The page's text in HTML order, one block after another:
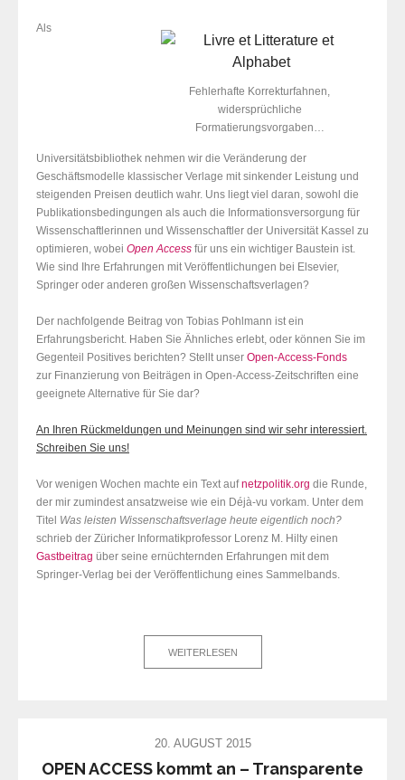
Fehlerhafte Korrekturfahnen,
widersprüchliche
Formatierungsvorgaben…
Als
Universitätsbibliothek nehmen wir die Veränderung der
Geschäftsmodelle klassischer Verlage mit sinkender Leistung und
steigenden Preisen deutlich wahr. Uns liegt viel daran, sowohl die
Publikationsbedingungen als auch die Informationsversorgung für
Wissenschaftlerinnen und Wissenschaftler der Universität Kassel zu
optimieren, wobei Open Access für uns ein wichtiger Baustein ist.
Wie sind Ihre Erfahrungen mit Veröffentlichungen bei Elsevier,
Springer oder anderen großen Wissenschaftsverlagen?
Der nachfolgende Beitrag von Tobias Pohlmann ist ein
Erfahrungsbericht. Haben Sie Ähnliches erlebt, oder können Sie im
Gegenteil Positives berichten? Stellt unser Open-Access-Fonds
zur Finanzierung von Beiträgen in Open-Access-Zeitschriften eine
geeignete Alternative für Sie dar?
An Ihren Rückmeldungen und Meinungen sind wir sehr interessiert.
Schreiben Sie uns!
Vor wenigen Wochen machte ein Text aufnetzpolitik.org die Runde,
der mir zumindest ansatzweise wie ein Déjà-vu vorkam. Unter dem
Titel Was leisten Wissenschaftsverlage heute eigentlich noch?
schrieb der Züricher Informatikprofessor Lorenz M. Hilty einen
Gastbeitrag über seine ernüchternden Erfahrungen mit dem
Springer-Verlag bei der Veröffentlichung eines Sammelbands.
WEITERLESEN
20. AUGUST 2015
OPEN ACCESS kommt an – Transparente